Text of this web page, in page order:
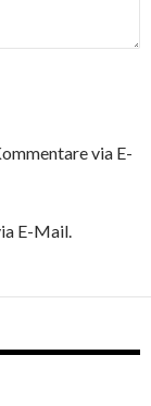
via E-
E-Mail.